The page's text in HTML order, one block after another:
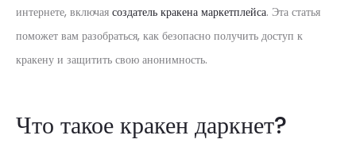
интернете, включая создатель кракена маркетплейса. Эта статья
поможет вам разобраться, как безопасно получить доступ к
кракену и защитить свою анонимность.
Что такое кракен даркнет?